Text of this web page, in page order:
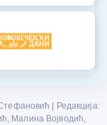
| Редакција:
Малина Војводић,